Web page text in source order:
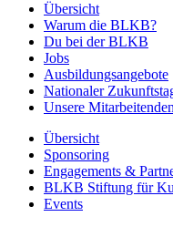
Übersicht
Warum die BLKB?
Du bei der BLKB
Jobs
Ausbildungsangebote
Nationaler
Unsere
Übersicht
Sponsoring
Engagements &
BLKB Stiftung für
Events